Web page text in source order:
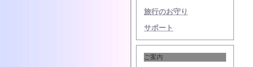
旅行のお守り
サポート
ご案内